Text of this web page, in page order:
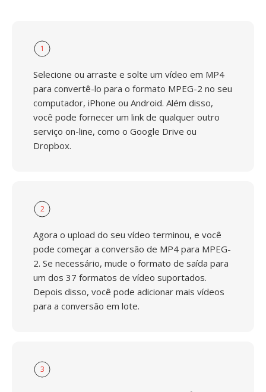
1
Selecione ou arraste e solte um vídeo em MP4
para convertê-lo para o formato MPEG-2 no seu
computador, iPhone ou Android. Além disso,
você pode fornecer um link de qualquer outro
serviço on-line, como o Google Drive ou
Dropbox.
2
Agora o upload do seu vídeo terminou, e você
pode começar a conversão de MP4 para MPEG-
2. Se necessário, mude o formato de saída para
um dos 37 formatos de vídeo suportados.
Depois disso, você pode adicionar mais vídeos
para a conversão em lote.
3